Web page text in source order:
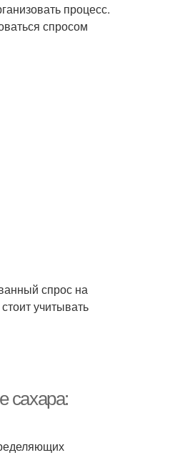
процесс.
спросом
спрос на
учитывать
сахара: